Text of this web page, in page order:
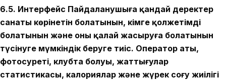
6.5. Интерфейс Пайдаланушыға қандай деректер
санаты көрінетін болатынын, кімге қолжетімді
болатынын және оны қалай жасыруға болатынын
түсінуге мүмкіндік беруге тиіс. Оператор аты,
фотосуреті, клубта болуы, жаттығулар
статистикасы, калориялар және жүрек соғу жиілігі